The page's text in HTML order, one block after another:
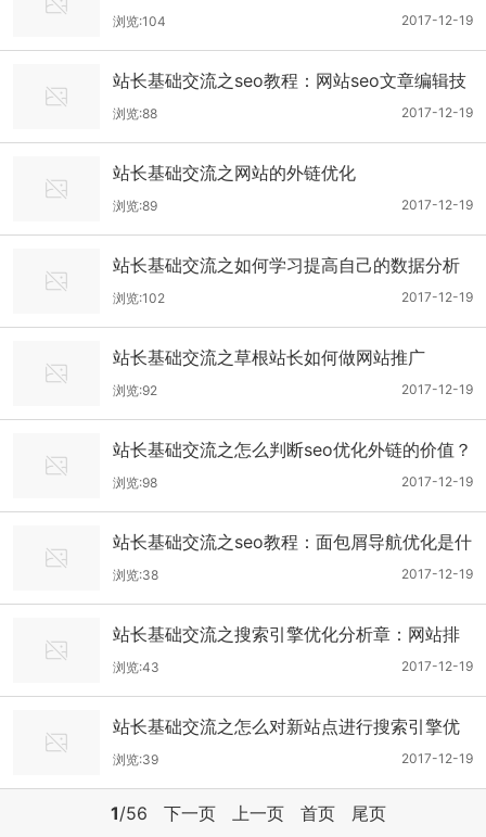
站被K问题的出现
2017-12-19
浏览:104
站长基础交流之seo教程：网站seo文章编辑技
巧
2017-12-19
浏览:88
站长基础交流之网站的外链优化
2017-12-19
浏览:89
站长基础交流之如何学习提高自己的数据分析
能力
2017-12-19
浏览:102
站长基础交流之草根站长如何做网站推广
2017-12-19
浏览:92
站长基础交流之怎么判断seo优化外链的价值？
2017-12-19
浏览:98
站长基础交流之seo教程：面包屑导航优化是什
么？
2017-12-19
浏览:38
站长基础交流之搜索引擎优化分析章：网站排
名好却没有流量
2017-12-19
浏览:43
站长基础交流之怎么对新站点进行搜索引擎优
化？
2017-12-19
浏览:39
1/56 下一页 上一页 首页 尾页